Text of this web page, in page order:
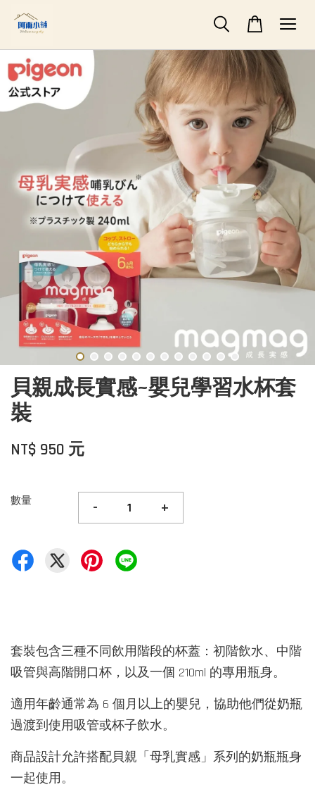
貝親成長實感~嬰兒學習水杯套
裝
NT$ 950 元
數量 - +
套裝包含三種不同飲用階段的杯蓋：初階飲水、中階
吸管與高階開口杯，以及一個 210ml 的專用瓶身。
適用年齡通常為 6 個月以上的嬰兒，協助他們從奶瓶
過渡到使用吸管或杯子飲水。
商品設計允許搭配貝親「母乳實感」系列的奶瓶瓶身
一起使用。